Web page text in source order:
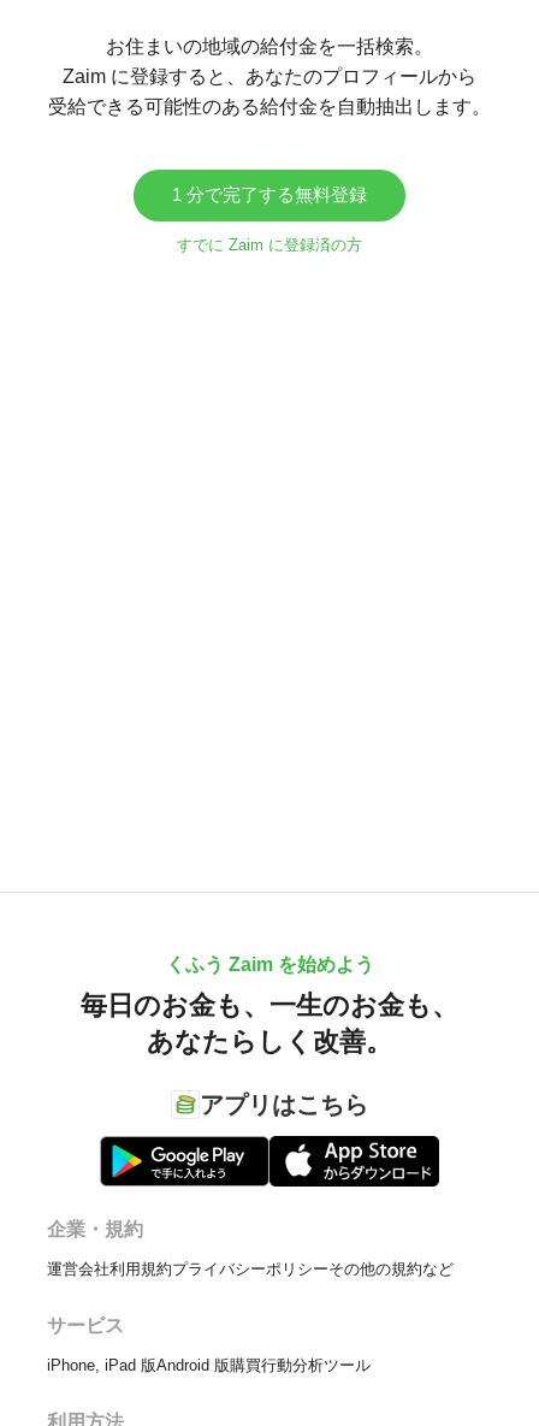
お住まいの地域の給付金を一括検索。
Zaim に登録すると、あなたのプロフィールから
受給できる可能性のある給付金を自動抽出します。
1 分で完了する無料登録
すでに Zaim に登録済の方
くふう Zaim を始めよう
毎日のお金も、 一生のお金も、
あなたらしく改善。
アプリはこちら
企業・規約
運営会社利用規約プライバシーポリシーその他の規約など
サービス
iPhone, iPad 版Android 版購買行動分析ツール
利用方法